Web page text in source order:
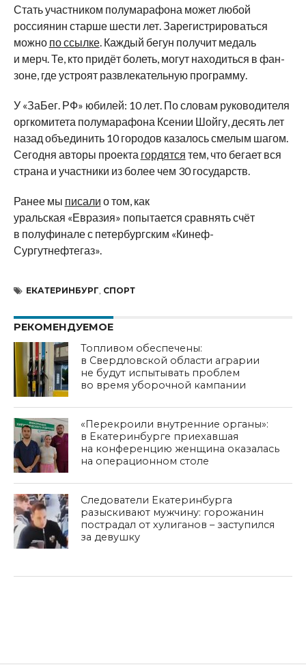
Стать участником полумарафона может любой
россиянин старше шести лет. Зарегистрироваться
можно поссылке. Каждый бегун получит медаль
и мерч. Те, кто придёт болеть, могут находиться в фан-
зоне, где устроят развлекательную программу.
У «ЗаБег. РФ» юбилей: 10 лет. Пословам руководителя
оргкомитета полумарафона Ксении Шойгу, десять лет
назад объединить 10 городов казалось смелым шагом.
Сегодня авторы проекта гордятся тем, что бегает вся
страна и участники из более чем 30 государств.
Ранее мы писали о том, как
уральская «Евразия» попытается сравнять счёт
в полуфинале с петербургским «Кинеф-
Сургутнефтегаз».
ЕКАТЕРИНБУРГ СПОРТ
РЕКОМЕНДУЕМОЕ
Топливом обеспечены:
в Свердловской области аграрии
не будут испытывать проблем
во время уборочной кампании
«Перекроили внутренние органы»:
в Екатеринбурге приехавшая
на конференцию женщина оказалась
на операционном столе
Следователи Екатеринбурга
разыскивают мужчину: горожанин
пострадал от хулиганов – заступился
за девушку